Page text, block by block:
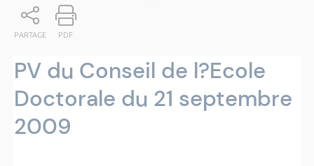
PARTAGE PDF
PV du Conseil de l?Ecole
Doctorale du 21 septembre
2009